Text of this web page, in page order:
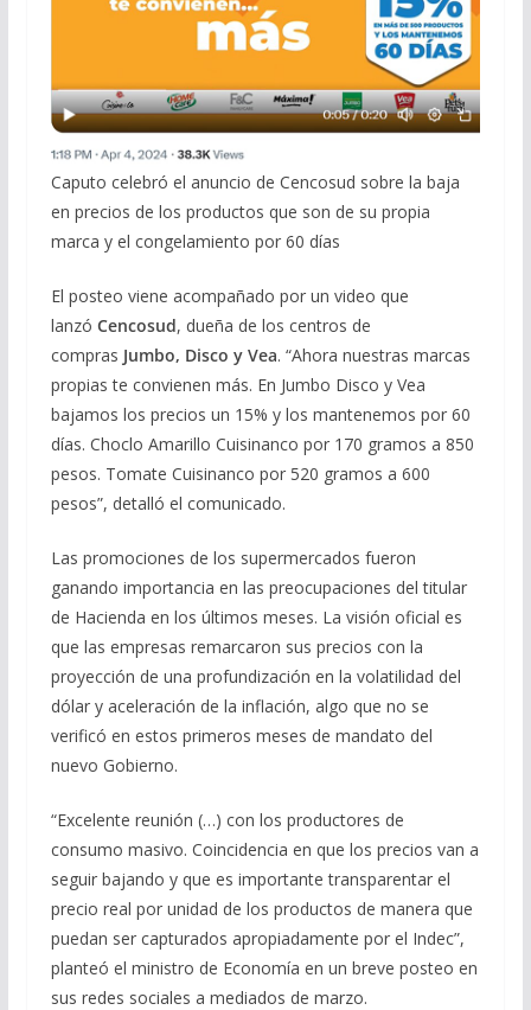
Caputo celebró el anuncio de Cencosud sobre la baja
en precios de los productos que son de su propia
marca y el congelamiento por 60 días
El posteo viene acompañado por un video que
lanzó Cencosud, dueña de los centros de
compras Jumbo, Disco y Vea. “Ahora nuestras marcas
propias te convienen más. En Jumbo Disco y Vea
bajamos los precios un 15% y los mantenemos por 60
días. Choclo Amarillo Cuisinanco por 170 gramos a 850
pesos. Tomate Cuisinanco por 520 gramos a 600
pesos”, detalló el comunicado.
Las promociones de los supermercados fueron
ganando importancia en las preocupaciones del titular
de Hacienda en los últimos meses. La visión oficial es
que las empresas remarcaron sus precios con la
proyección de una profundización en la volatilidad del
dólar y aceleración de la inflación, algo que no se
verificó en estos primeros meses de mandato del
nuevo Gobierno.
“Excelente reunión (…) con los productores de
consumo masivo. Coincidencia en que los precios van a
seguir bajando y que es importante transparentar el
precio real por unidad de los productos de manera que
puedan ser capturados apropiadamente por el Indec”,
planteó el ministro de Economía en un breve posteo en
sus redes sociales a mediados de marzo.